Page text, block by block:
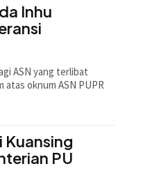
Inhu
ASN yang terlibat
oknum ASN PUPR
Kuansing
PU